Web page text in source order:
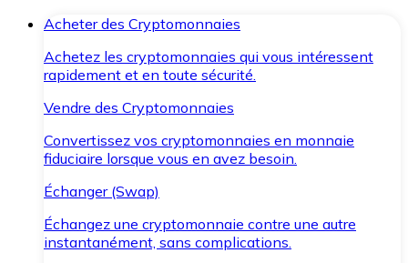
Acheter des Cryptomonnaies
Achetez les cryptomonnaies qui vous intéressent
rapidement et en toute sécurité.
Vendre des Cryptomonnaies
Convertissez vos cryptomonnaies en monnaie
fiduciaire lorsque vous en avez besoin.
Échanger (Swap)
Échangez une cryptomonnaie contre une autre
instantanément, sans complications.